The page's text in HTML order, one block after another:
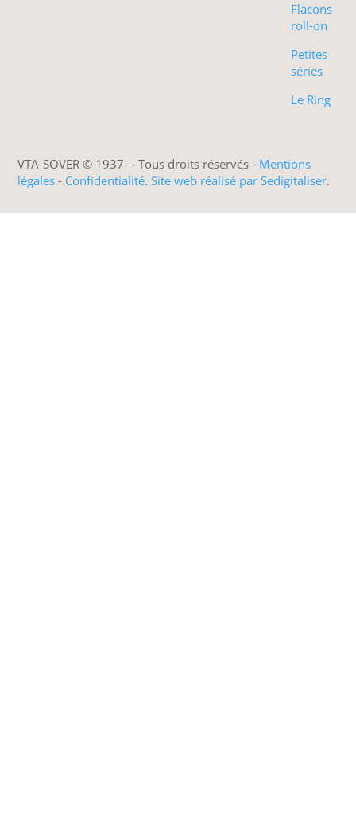
Flacons
roll-on
Petites
séries
Le Ring
VTA-SOVER © 1937- - Tous droits réservés - Mentions
légales - Confidentialité.Site web réalisé par Sedigitaliser.